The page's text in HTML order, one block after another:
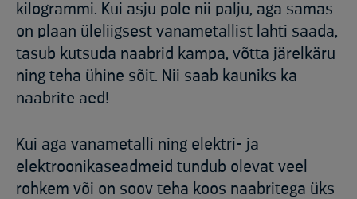
kilogrammi. Kui asju pole nii palju, aga samas
on plaan üleliigsest vanametallist lahti saada,
tasub kutsuda naabrid kampa, võtta järelkäru
ning teha ühine sõit. Nii saab kauniks ka
naabrite aed!
Kui aga vanametalli ning elektri- ja
elektroonikaseadmeid tundub olevat veel
rohkem või on soov teha koos naabritega üks